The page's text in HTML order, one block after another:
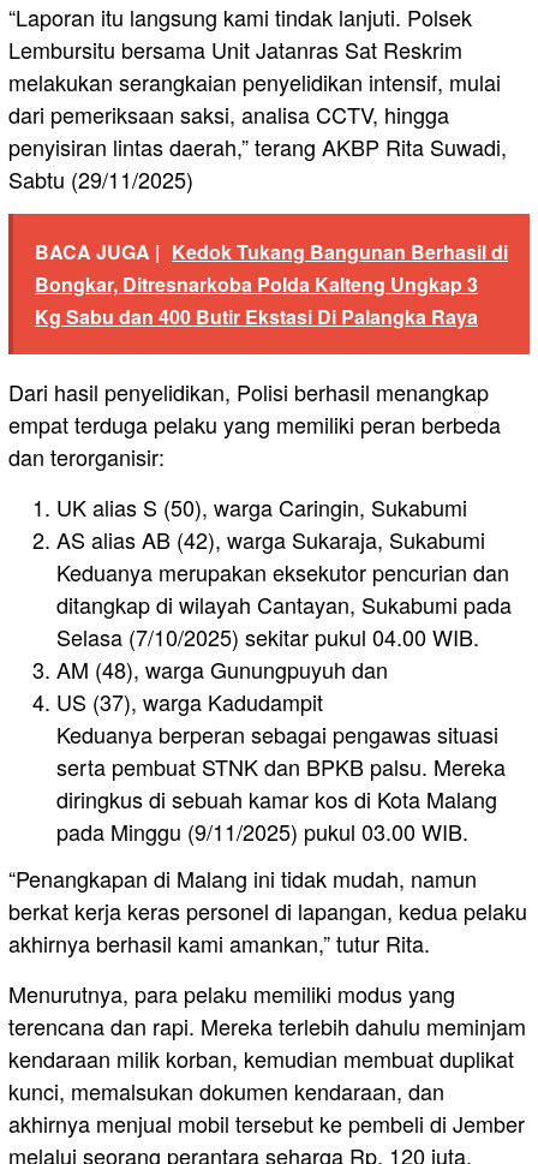
“Laporan itu langsung kami tindak lanjuti. Polsek
Lembursitu bersama Unit Jatanras Sat Reskrim
melakukan serangkaian penyelidikan intensif, mulai
dari pemeriksaan saksi, analisa CCTV, hingga
penyisiran lintas daerah,” terang AKBP Rita Suwadi,
Sabtu (29/11/2025)
BACA JUGA | Kedok Tukang Bangunan Berhasil di
Bongkar, Ditresnarkoba Polda Kalteng Ungkap 3
Kg Sabu dan 400 Butir Ekstasi Di Palangka Raya
Dari hasil penyelidikan, Polisi berhasil menangkap
empat terduga pelaku yang memiliki peran berbeda
dan terorganisir:
UK alias S (50), warga Caringin, Sukabumi
AS alias AB (42), warga Sukaraja, Sukabumi
Keduanya merupakan eksekutor pencurian dan
ditangkap di wilayah Cantayan, Sukabumi pada
Selasa (7/10/2025) sekitar pukul 04.00 WIB.
AM (48), warga Gunungpuyuh dan
US (37), warga Kadudampit
Keduanya berperan sebagai pengawas situasi
serta pembuat STNK dan BPKB palsu. Mereka
diringkus di sebuah kamar kos di Kota Malang
pada Minggu (9/11/2025) pukul 03.00 WIB.
“Penangkapan di Malang ini tidak mudah, namun
berkat kerja keras personel di lapangan, kedua pelaku
akhirnya berhasil kami amankan,” tutur Rita.
Menurutnya, para pelaku memiliki modus yang
terencana dan rapi. Mereka terlebih dahulu meminjam
kendaraan milik korban, kemudian membuat duplikat
kunci, memalsukan dokumen kendaraan, dan
akhirnya menjual mobil tersebut ke pembeli di Jember
melalui seorang perantara seharga Rp. 120 juta.